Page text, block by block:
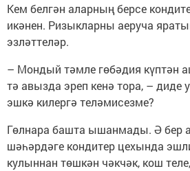
Кем белгән аларның берсе
икәнен. Ризыкларны аеруча
эзләттеләр.
– Мондый тәмле гөбәдия күптән
тә авызда эреп кенә тора, – диде
эшкә килергә теләмисезме?
Гөлнара башта ышанмады. Ә бер
шәһәрдәге кондитер цехында
кулыннан төшкән чәкчәк, кош